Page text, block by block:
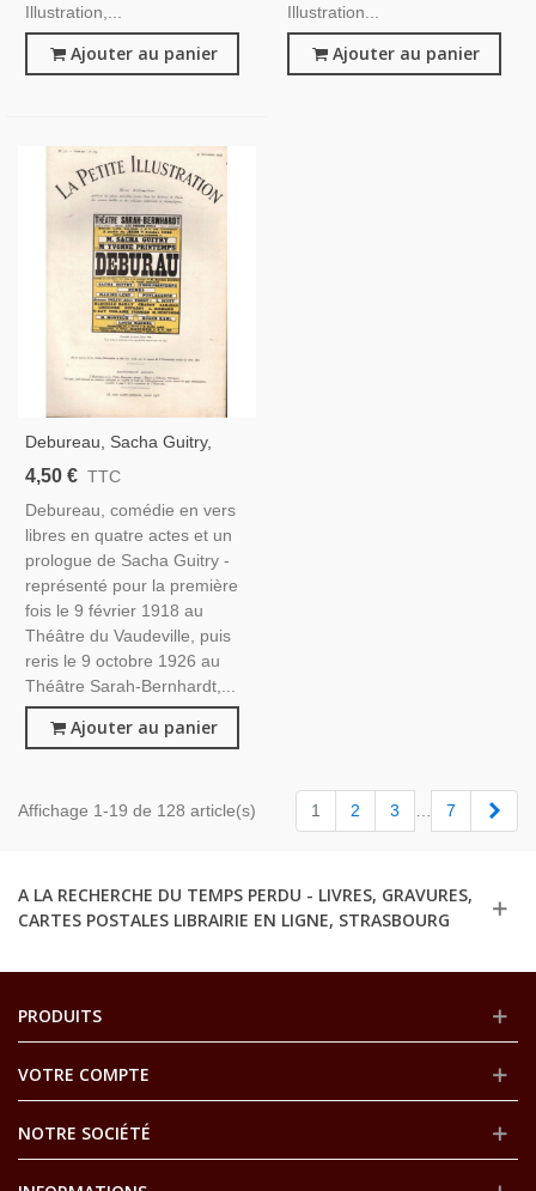
Illustration,...
Ajouter au panier
Illustration...
Ajouter au panier
Debureau, Sacha Guitry,
Acteurs Yvonne Printemps,
Illustration Théâtre N°230
1929
4,50 € TTC
Debureau, comédie en vers
libres en quatre actes et un
prologue de Sacha Guitry -
représenté pour la première
fois le 9 février 1918 au
Théâtre du Vaudeville, puis
reris le 9 octobre 1926 au
Théâtre Sarah-Bernhardt,...
Ajouter au panier
Affichage 1-19 de 128 article(s) 1 2 3 … 7
A LA RECHERCHE DU TEMPS PERDU - LIVRES, GRAVURES,
CARTES POSTALES LIBRAIRIE EN LIGNE, STRASBOURG
PRODUITS
VOTRE COMPTE
NOTRE SOCIÉTÉ